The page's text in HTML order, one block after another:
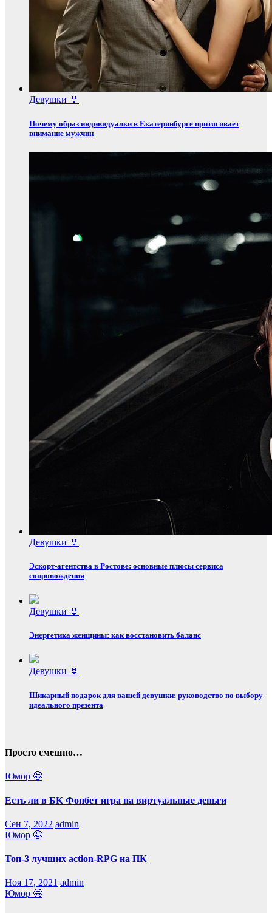
Девушки 👙
Почему образ индивидуалки в Екатеринбурге притягивает
внимание мужчин
Девушки 👙
Эскорт‑агентства в Ростове: основные плюсы сервиса
сопровождения
Девушки 👙
Энергетика женщины: как восстановить баланс
Девушки 👙
Шикарный подарок для вашей девушки: руководство по выбору
идеального презента
Просто смешно…
Юмор 🤩
Есть ли в БК Фонбет игра на виртуальные деньги
Сен 7, 2022 admin
Юмор 🤩
Топ-3 лучших action-RPG на ПК
Ноя 17, 2021 admin
Юмор 🤩